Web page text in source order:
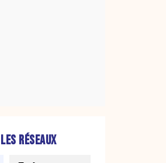
RÉSEAUX